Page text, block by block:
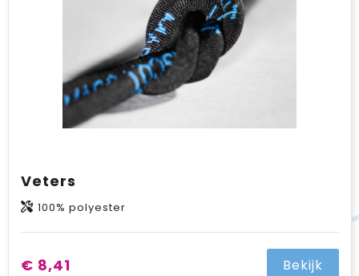
Veters
100% polyester
€ 8,41 Bekijk